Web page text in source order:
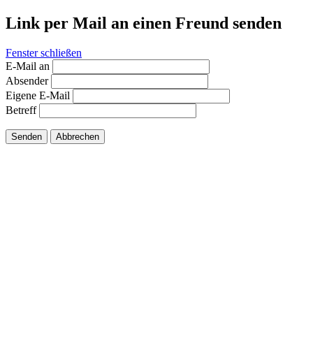
Link per Mail an einen Freund senden
Fenster schließen
E-Mail an
Absender
Eigene E-Mail
Betreff
Senden Abbrechen